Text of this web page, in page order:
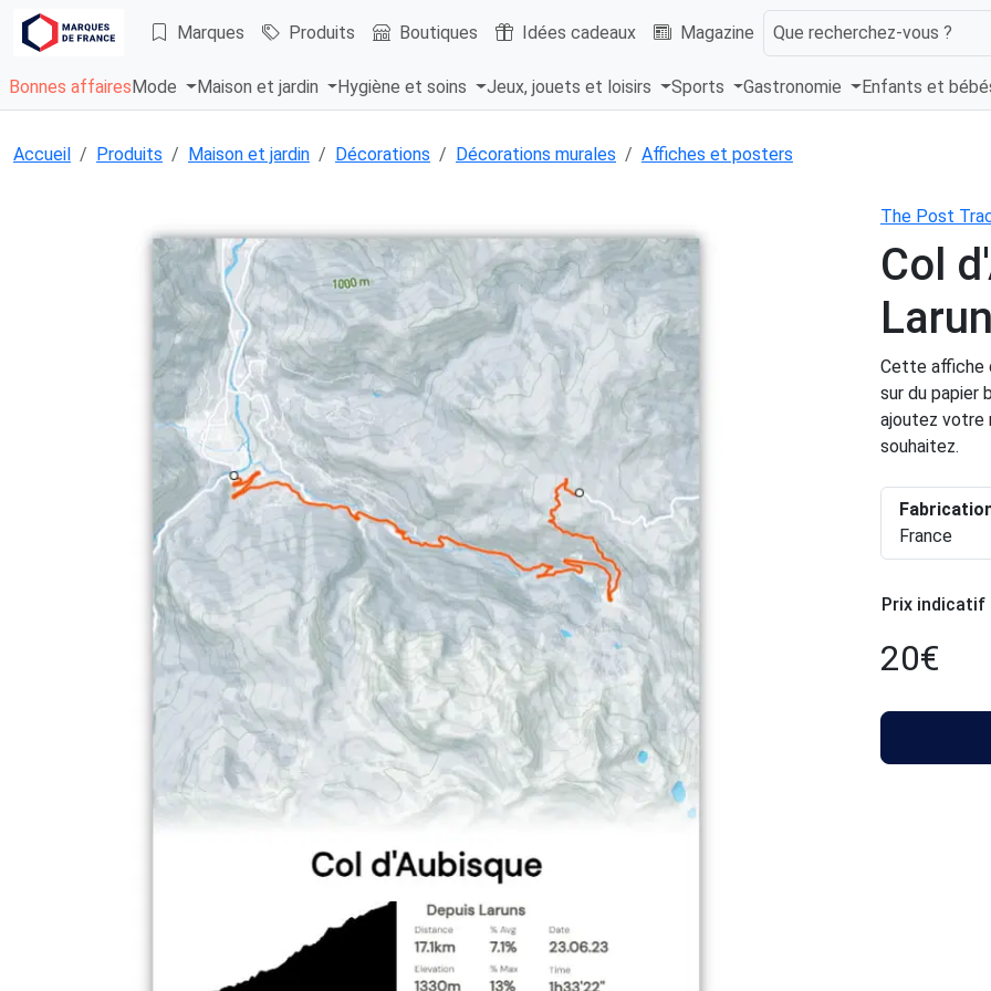
Marques Produits Boutiques Idées cadeaux Magazine Que recherchez-vous ?
Bonnes affaires Mode Maison et jardin Hygiène et soins Jeux, jouets et loisirs Sports Gastronomie Enfants et
Accueil Produits Maison et jardin Décorations Décorations murales Affiches et posters
The Post
Col
Cette affiche
sur du papier
ajoutez votre
souhaitez.
France
Prix indicatif
20€